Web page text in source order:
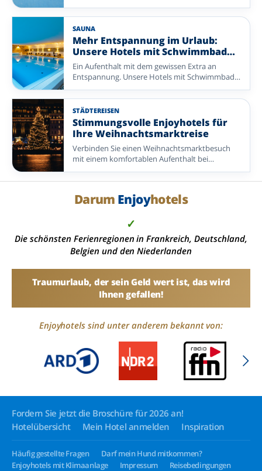
Entdecken Sie Enjoyhotels mit Billard oder
Poolbillard in den Niederlanden sowie in
Deutschland und Belgien.
SAUNA
Mehr Entspannung im Urlaub:
Unsere Hotels mit Schwimmbad
entdecken
Ein Aufenthalt mit dem gewissen Extra an
Entspannung. Unsere Hotels mit Schwimmbad
bieten die perfekte Kombination aus Komfort,
Genuss und wohltuender Erholung.
STÄDTEREISEN
Stimmungsvolle Enjoyhotels für
Ihre Weihnachtsmarktreise
Verbinden Sie einen Weihnachtsmarktbesuch
mit einem komfortablen Aufenthalt bei
Enjoyhotels rund um Valkenburg, Maastricht,
Brügge, Trier, Fulda und das Elsass.
Darum Enjoyhotels
✓
Die schönsten Ferienregionen in Frankreich, Deutschland,
Belgien und den Niederlanden
Traumurlaub, der sein Geld wert ist, das wird
Ihnen gefallen!
Enjoyhotels sind unter anderem bekannt von:
Fordern Sie jetzt die Broschüre für 2026 an!
Hotelübersicht
Mein Hotel anmelden Inspiration
Häufig gestellte Fragen
Darf mein Hund mitkommen?
Enjoyhotels mit Klimaanlage
Impressum
Reisebedingungen